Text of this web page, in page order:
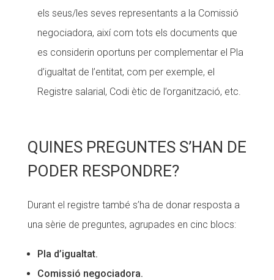
els seus/les seves representants a la Comissió
negociadora, així com tots els documents que
es considerin oportuns per complementar el Pla
d’igualtat de l’entitat, com per exemple, el
Registre salarial, Codi ètic de l’organització, etc.
QUINES PREGUNTES S’HAN DE
PODER RESPONDRE?
Durant el registre també s’ha de donar resposta a
una sèrie de preguntes, agrupades en cinc blocs:
Pla d’igualtat.
Comissió negociadora.